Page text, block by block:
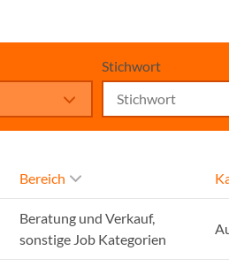
Stichwort
Bereich
Beratung und Verkauf,
sonstige Job Kategorien